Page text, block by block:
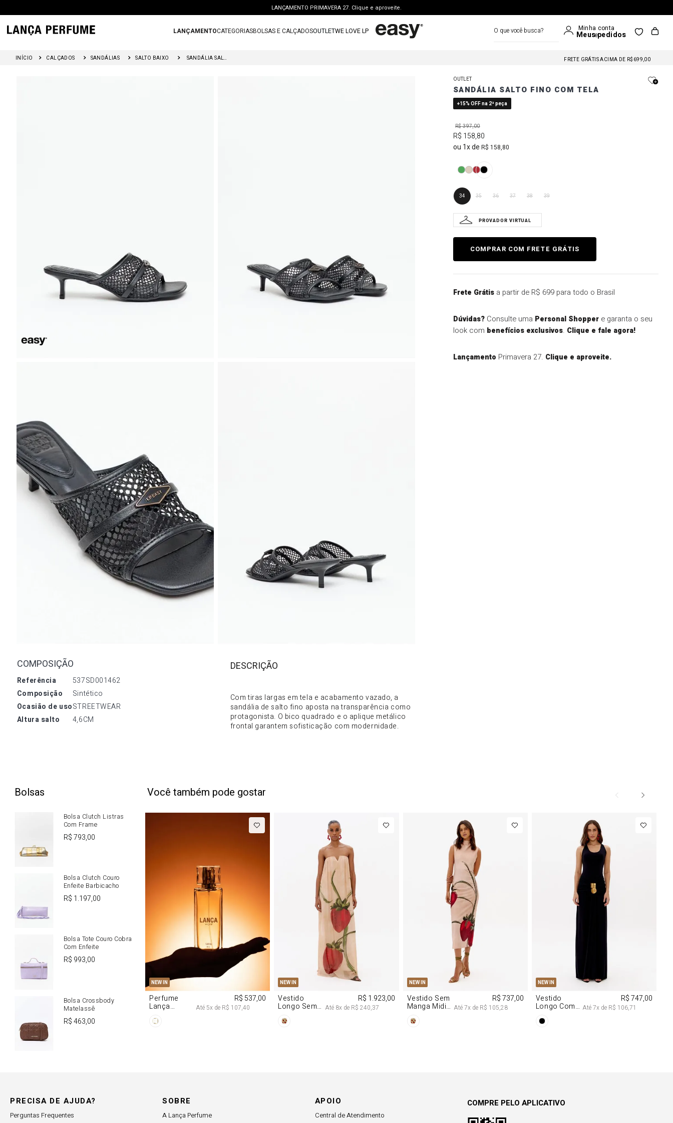
LANÇAMENTO PRIMAVERA 27. Clique e aproveite.
PERSONAL SHOPPER | garanta benefícios exclusivos. CONSULTAR >
FRETE GRÁTIS | a partir de R$ 699. APROVEITAR >
LANÇAMENTOCATEGORIASBOLSAS E CALÇADOSOUTLETWE LOVE LP
CALÇADOS SANDÁLIAS SALTO BAIXO SANDÁLIA SALTO FINO COM TELA
FRETE GRÁTIS ACIMA DE R$699,00
FRETE GRÁTIS NAS COMPRAS A PARTIR DE R$699
FRETE GRÁTIS ACIMA DE R$699,00
COMPOSIÇÃO
referência
537SD001462
composição
Sintético
ocasião de usoSTREETWEAR
altura salto
4,6CM
Com tiras largas em tela e acabamento vazado, a
sandália de salto fino aposta na transparência como
protagonista. O bico quadrado e o aplique metálico
frontal garantem sofisticação com modernidade.
OUTLET
SANDÁLIA SALTO FINO COM TELA
+15% OFF na 2ª peça
R$397,00
R$ 158,80
1
R$ 158,80
34 35 36 37 38 39
Frete Grátisa partir de R$ 699 para todo o Brasil
Dúvidas?Consulte uma Personal Shoppere garanta o seu
look com benefícios exclusivos. Clique e fale agora!
Lançamento Primavera 27. Clique e aproveite.
Bolsas
Bolsa Clutch Listras
Com Frame
R$793,00
Bolsa Clutch Couro
Enfeite Barbicacho
R$ 1.197,00
Bolsa Tote Couro Cobra
Com Enfeite
R$ 993,00
Bolsa Crossbody
Matelassê
R$463,00
Você também pode gostar
NEW IN
U
Perfume
Lança
R$ 537,00
Até 5x de R$ 107,40
NEW IN
G
Vestido
Longo Sem
Chiffon
R$ 1.923,00
Até 8x de R$ 240,37
NEW IN
PP M
Vestido Sem
Manga Midi
Morango
R$ 737,00
Até7x de R$ 105,28
NEW IN
PP M
Vestido
Longo Com
Na Frente
R$ 747,00
Até7x de R$ 106,71
PRECISA DE AJUDA?
Perguntas Frequentes
SOBRE
A Lança Perfume
APOIO
Central de Atendimento
COMPRE PELO APLICATIVO